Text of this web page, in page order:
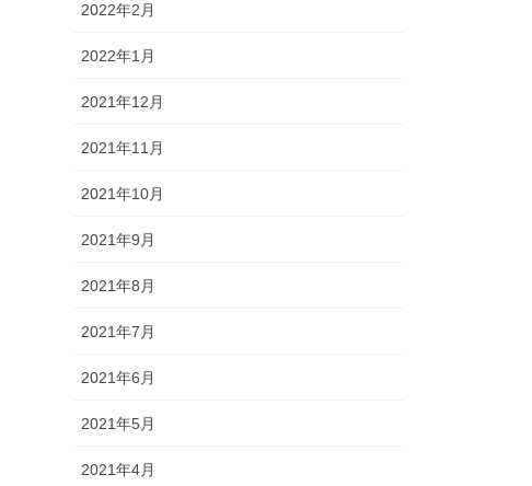
2022年2月
2022年1月
2021年12月
2021年11月
2021年10月
2021年9月
2021年8月
2021年7月
2021年6月
2021年5月
2021年4月